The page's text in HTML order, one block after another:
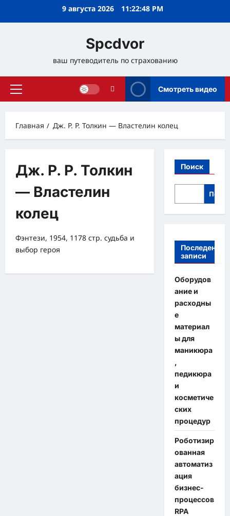
9 августа 2026 11:22:49 PM
Spcdvor
ваш путеводитель по страхованию
Основное
Смотреть видео
Главная Дж. Р. Р. Толкин — Властелин колец
Дж. Р. Р. Толкин
— Властелин
колец
Фэнтези, 1954, 1178 стр. судьба и
выбор героя
Поиск
Поиск
Последение
записи
Оборудов
ание и
расходны
е
материал
ы для
маникюра
,
педикюра
и
косметиче
ских
процедур
Роботизир
ованная
автоматиз
ация
бизнес-
процессов
RPA